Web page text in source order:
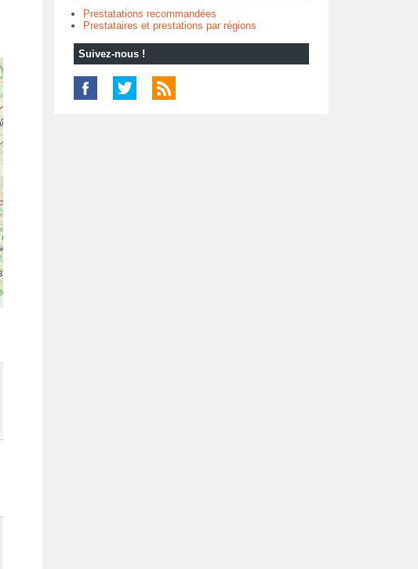
Prestatations recommandées
Prestataires et prestations par régions
Suivez-nous !